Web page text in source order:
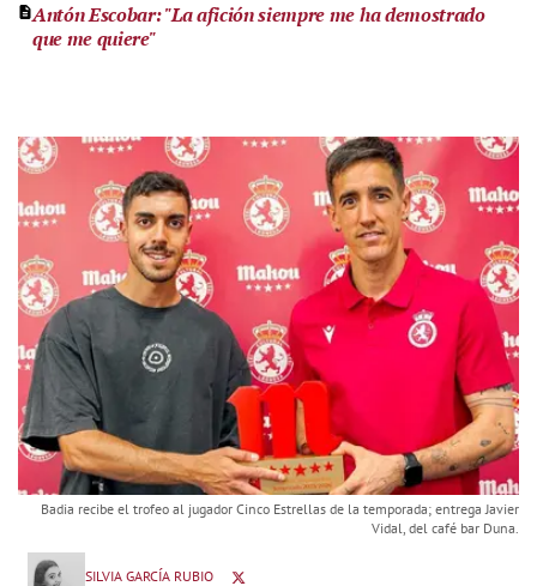
Antón Escobar: "La afición siempre me ha demostrado
que me quiere"
Badia recibe el trofeo al jugador Cinco Estrellas de la temporada; entrega Javier
Vidal, del café bar Duna.
SILVIA GARCÍA RUBIO